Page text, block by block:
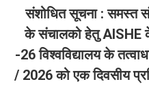
Next
post:
संशोधित सूचना : समस्त
के संचालको हेतु AISHE
-26 विश्वविद्यालय के
/ 2026 को एक दिवसीय